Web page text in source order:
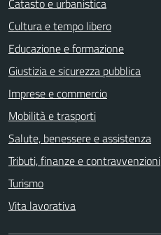
Catasto e urbanistica
Cultura e tempo libero
Educazione e formazione
Giustizia e sicurezza pubblica
Imprese e commercio
Mobilità e trasporti
Salute, benessere e assistenza
Tributi, finanze e contravvenzioni
Turismo
Vita lavorativa